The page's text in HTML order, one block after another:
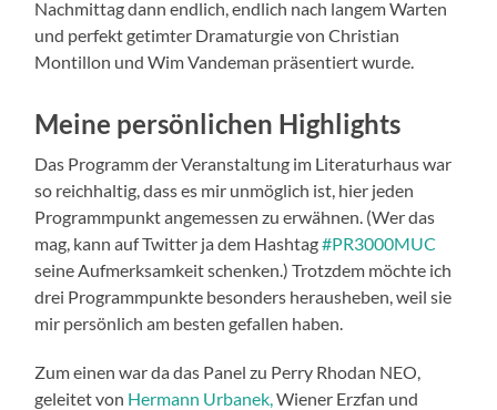
Nachmittag dann endlich, endlich nach langem Warten
und perfekt getimter Dramaturgie von Christian
Montillon und Wim Vandeman präsentiert wurde.
Meine persönlichen Highlights
Das Programm der Veranstaltung im Literaturhaus war
so reichhaltig, dass es mir unmöglich ist, hier jeden
Programmpunkt angemessen zu erwähnen. (Wer das
mag, kann auf Twitter ja dem Hashtag#PR3000MUC
seine Aufmerksamkeit schenken.) Trotzdem möchte ich
drei Programmpunkte besonders herausheben, weil sie
mir persönlich am besten gefallen haben.
Zum einen war da das Panel zu Perry Rhodan NEO,
geleitet von Hermann Urbanek,Wiener Erzfan und